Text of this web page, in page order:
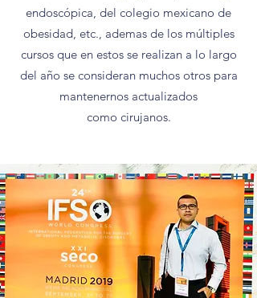
endoscópica, del colegio mexicano de
obesidad, etc., ademas de los múltiples
cursos que en estos se realizan a lo largo
del año se consideran muchos otros para
mantenernos actualizados
como cirujanos.